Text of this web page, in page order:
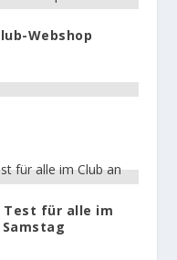
Webshop
Test für alle im